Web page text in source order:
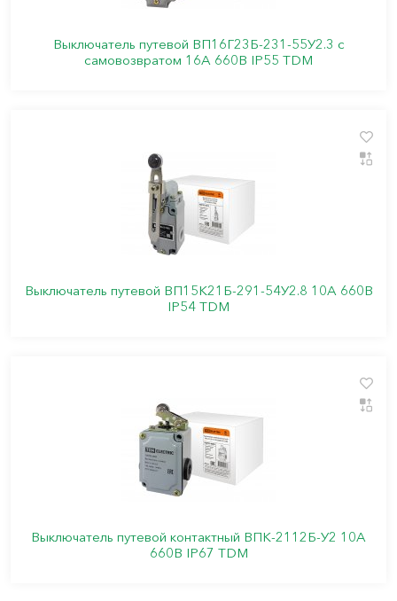
Выключатель путевой ВП16Г23Б-231-55У2.3 с
самовозвратом 16А 660В IP55 TDM
Выключатель путевой ВП15К21Б-291-54У2.8 10А 660В
IP54 TDM
Выключатель путевой контактный ВПК-2112Б-У2 10А
660В IP67 TDM